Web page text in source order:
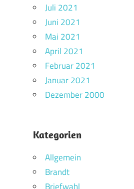
Juli 2021
Juni 2021
Mai 2021
April 2021
Februar 2021
Januar 2021
Dezember 2000
Kategorien
Allgemein
Brandt